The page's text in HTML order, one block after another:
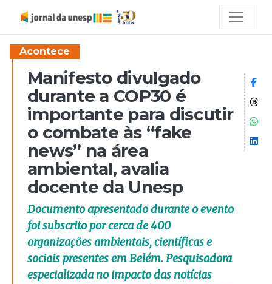
Acontece
Manifesto divulgado
durante a COP30 é
importante para discutir
o combate às “fake
news” na área
ambiental, avalia
docente da Unesp
Documento apresentado durante o evento
foi subscrito por cerca de 400
organizações ambientais, científicas e
sociais presentes em Belém. Pesquisadora
especializada no impacto das notícias